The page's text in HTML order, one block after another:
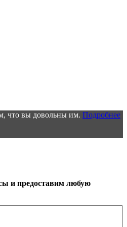
что вы довольны им. Подробнее
и предоставим любую